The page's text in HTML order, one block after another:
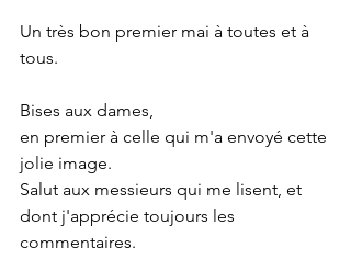
Un très bon premier mai à toutes et à
tous.
Bises aux dames,
en premier à celle qui m'a envoyé cette
jolie image.
Salut aux messieurs qui me lisent, et
dont j'apprécie toujours les
commentaires.